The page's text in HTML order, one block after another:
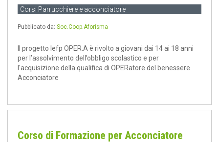
Corsi Parrucchiere e acconciatore
Pubblicato da: Soc.Coop.Aforisma
Il progetto Iefp OPER.A è rivolto a giovani dai 14 ai 18 anni
per l’assolvimento dell’obbligo scolastico e per
l'acquisizione della qualifica di OPERatore del benessere
Acconciatore
Corso di Formazione per Acconciatore